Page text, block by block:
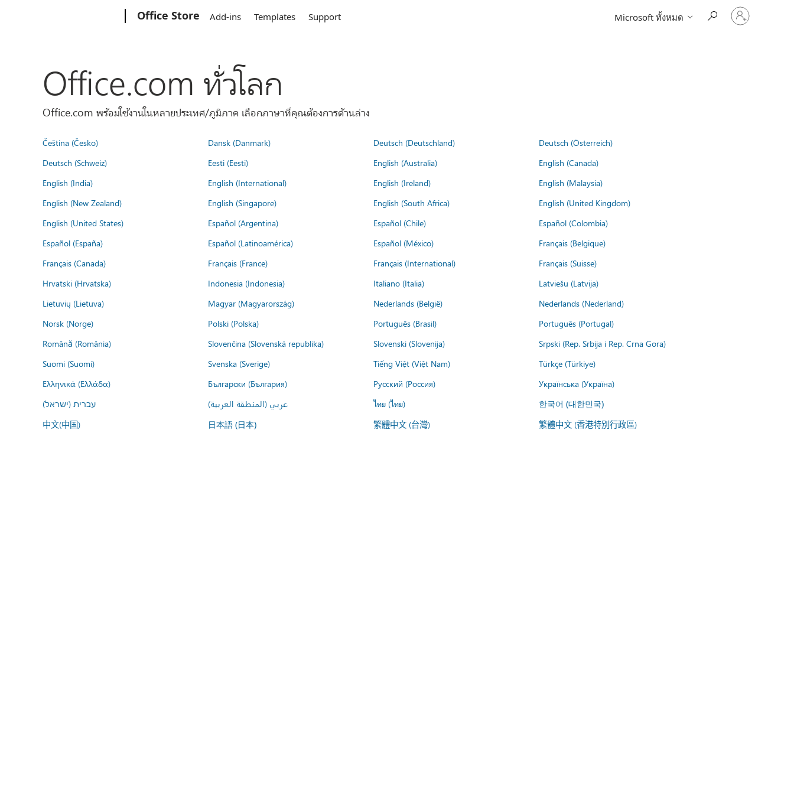
Office Store Add-ins Templates Support Microsoft ทั้งหมด
ลงชื่อ
เข้า
Office.com ทั่วโลก
Office.com พร้อมใช้งานในหลายประเทศ/ภูมิภาค เลือกภาษาที่คุณต้องการด้านล่าง
Čeština (Česko) Dansk (Danmark) Deutsch (Deutschland)
Deutsch (Österreich)
Deutsch (Schweiz)
Eesti (Eesti) English (Australia)
English (Canada)
English (India)
English (International) English (Ireland)
English (Malaysia)
English (New Zealand)
English (Singapore) English (South Africa)
English (United Kingdom)
English (United States)
Español (Argentina) Español (Chile)
Español (Colombia)
Español (España)
Español (Latinoamérica) Español (México)
Français (Belgique)
Français (Canada)
Français (France) Français (International)
Français (Suisse)
Hrvatski (Hrvatska)
Indonesia (Indonesia) Italiano (Italia)
Latviešu (Latvija)
Lietuvių (Lietuva)
Magyar (Magyarország) Nederlands (België)
Nederlands (Nederland)
Norsk (Norge)
Polski (Polska) Português (Brasil)
Português (Portugal)
Română (România)
Slovenčina (Slovenská republika) Slovenski (Slovenija)
Srpski (Rep. Srbija i Rep. Crna Gora)
Suomi (Suomi)
Svenska (Sverige) Tiếng Việt (Việt Nam)
Türkçe (Türkiye)
Ελληνικά (Ελλάδα)
Български (България) Русский (Россия)
Українська (Україна)
עברית (ישראל)
عربي (المنطقة العربية) ไทย (ไทย) 한국어 (대한민국)
中文(中国) 日本語 (日本) 繁體中文 (台灣) 繁體中文 (香港特別行政區)